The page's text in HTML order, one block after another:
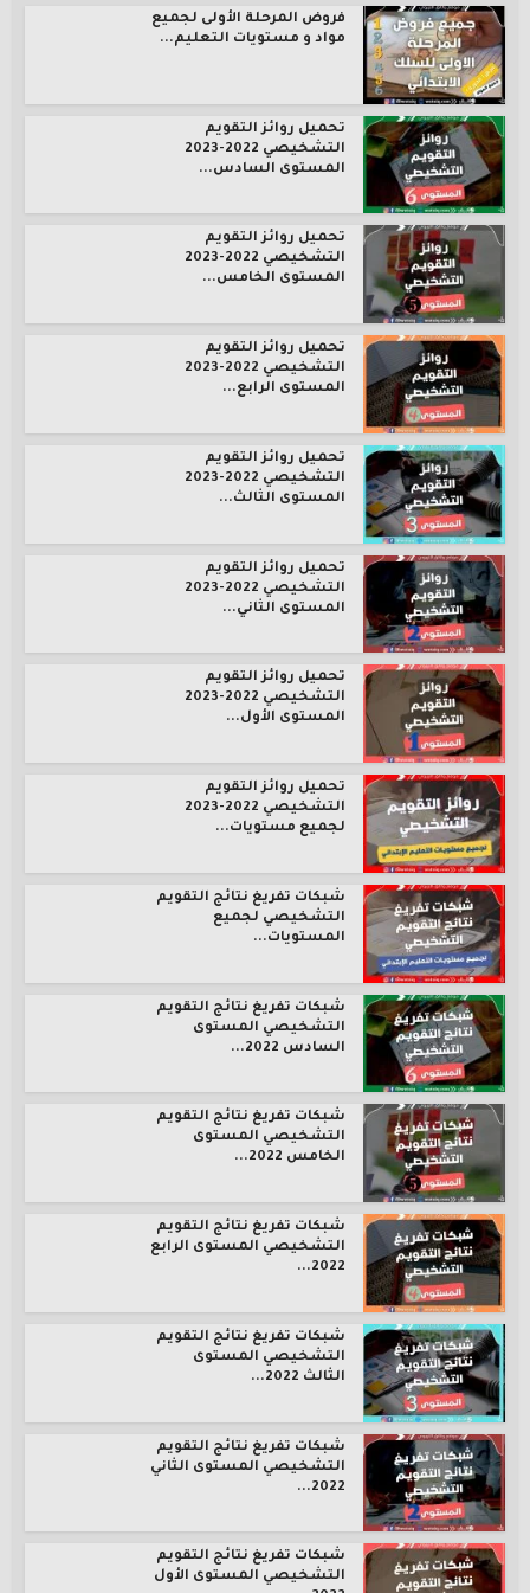
فروض المرحلة الأولى لجميع
مواد و مستويات التعليم...
تحميل روائز التقويم
التشخيصي 2022-2023
المستوى السادس...
تحميل روائز التقويم
التشخيصي 2022-2023
المستوى الخامس...
تحميل روائز التقويم
التشخيصي 2022-2023
المستوى الرابع...
تحميل روائز التقويم
التشخيصي 2022-2023
المستوى الثالث...
تحميل روائز التقويم
التشخيصي 2022-2023
المستوى الثاني...
تحميل روائز التقويم
التشخيصي 2022-2023
المستوى الأول...
تحميل روائز التقويم
التشخيصي 2022-2023
لجميع مستويات...
شبكات تفريغ نتائج التقويم
التشخيصي لجميع
المستويات...
شبكات تفريغ نتائج التقويم
التشخيصي المستوى
السادس 2022...
شبكات تفريغ نتائج التقويم
التشخيصي المستوى
الخامس 2022...
شبكات تفريغ نتائج التقويم
التشخيصي المستوى الرابع
2022...
شبكات تفريغ نتائج التقويم
التشخيصي المستوى
الثالث 2022...
شبكات تفريغ نتائج التقويم
التشخيصي المستوى الثاني
2022...
شبكات تفريغ نتائج التقويم
التشخيصي المستوى الأول